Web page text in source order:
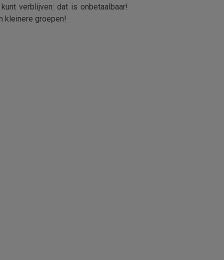
verblijven: dat is onbetaalbaar!
kleinere groepen!